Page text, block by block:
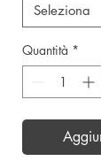
Quantità *